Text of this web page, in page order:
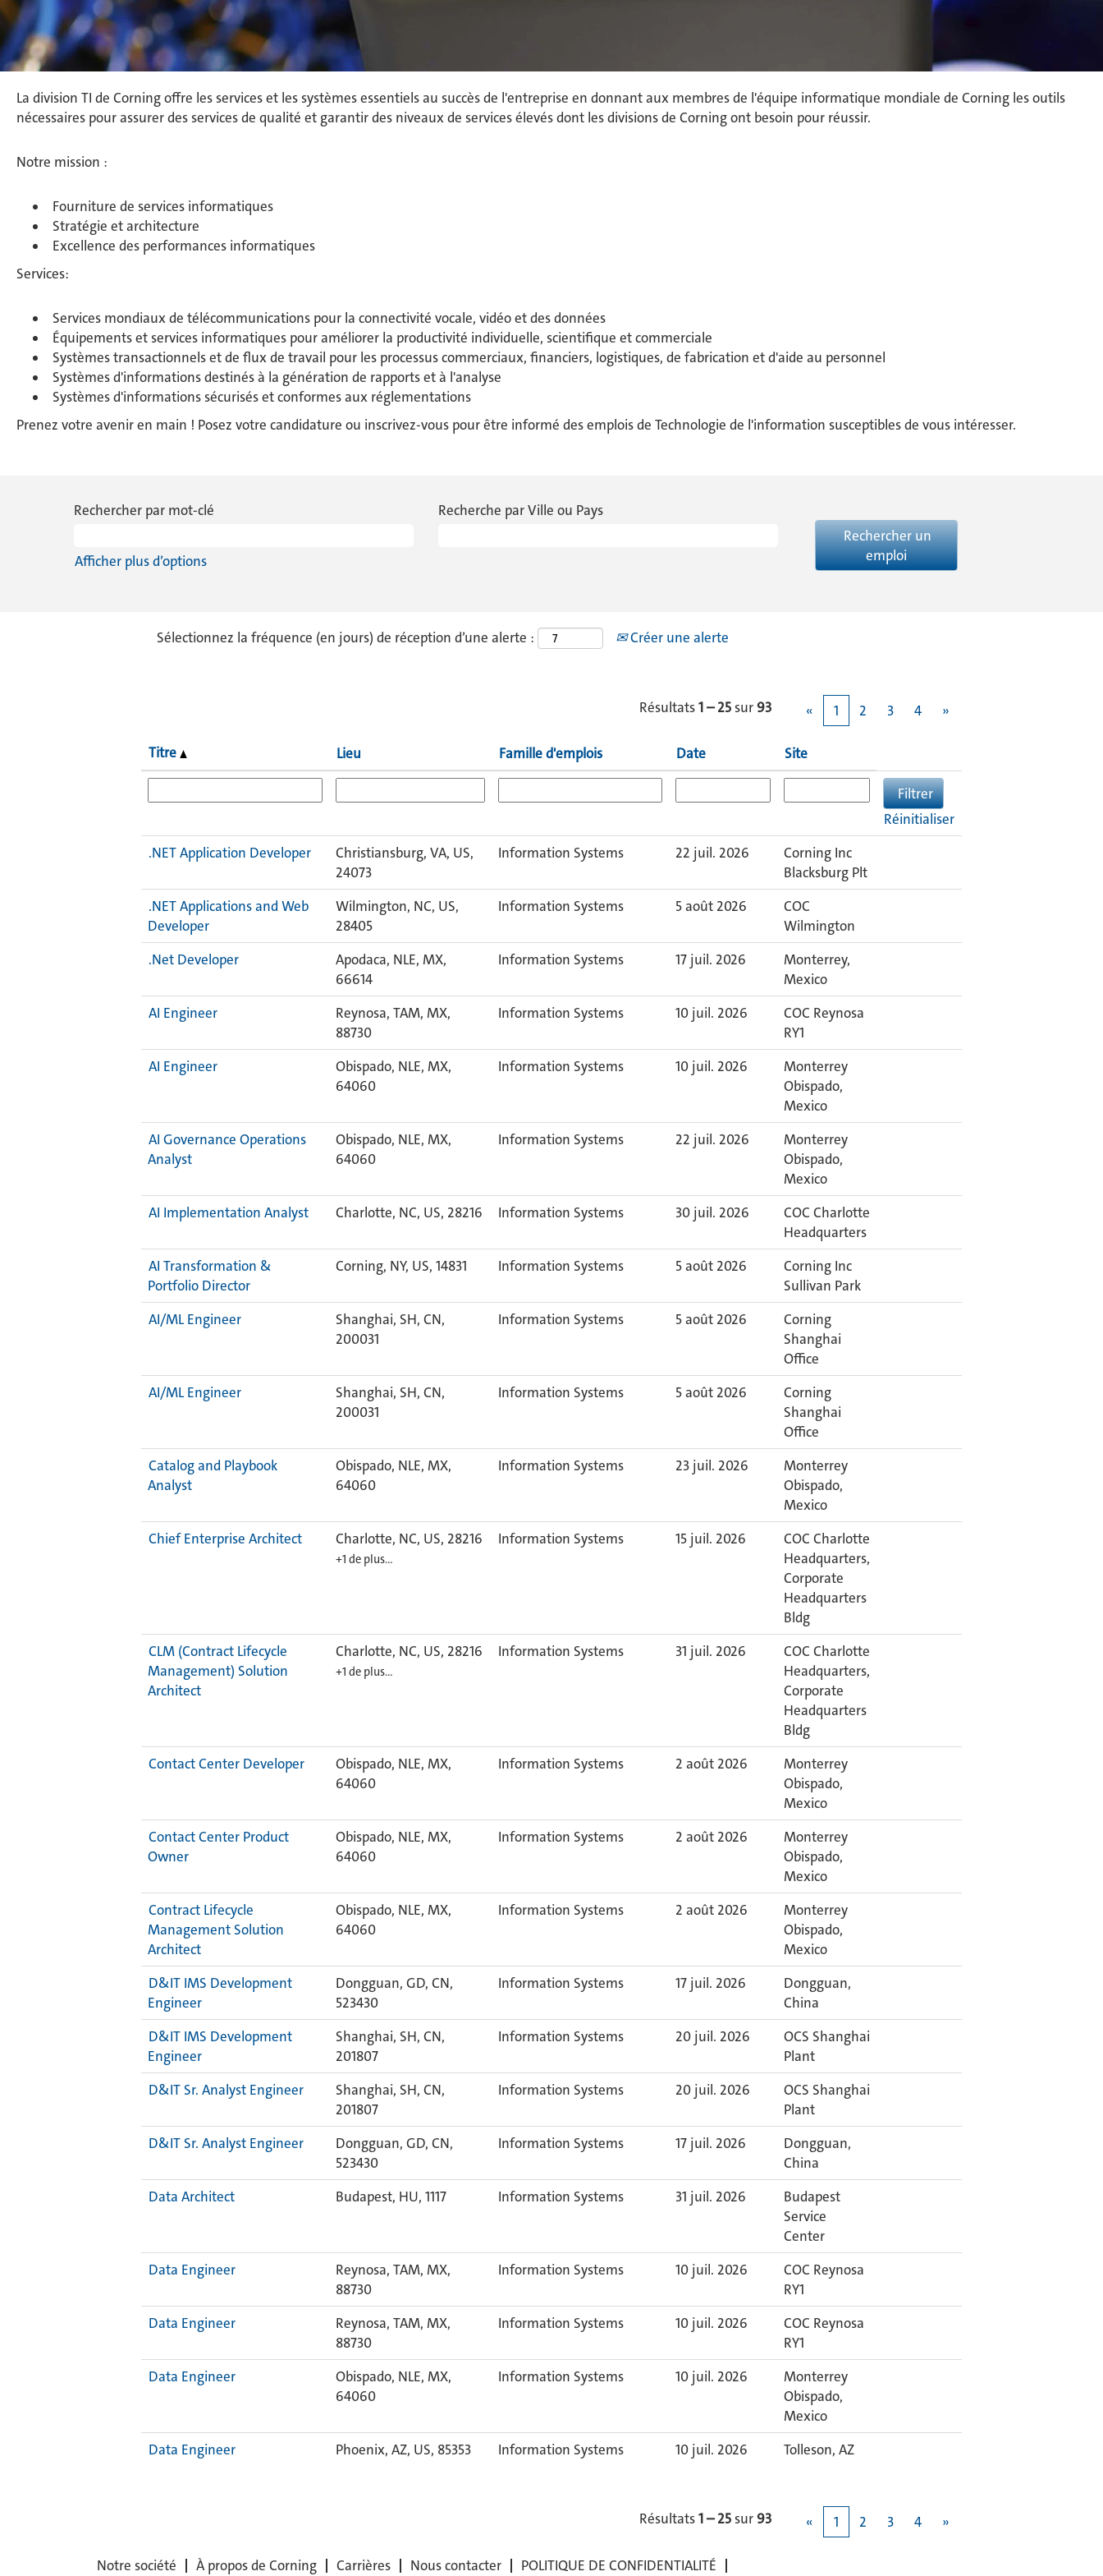
La division TI de Corning offre les services et les systèmes essentiels au succès de l'entreprise en donnant aux membres de l'équipe informatique mondiale de Corning les outils
nécessaires pour assurer des services de qualité et garantir des niveaux de services élevés dont les divisions de Corning ont besoin pour réussir.
Notre mission :
Fourniture de services informatiques
Stratégie et architecture
Excellence des performances informatiques
Services:
Services mondiaux de télécommunications pour la connectivité vocale, vidéo et des données
Équipements et services informatiques pour améliorer la productivité individuelle, scientifique et commerciale
Systèmes transactionnels et de flux de travail pour les processus commerciaux, financiers, logistiques, de fabrication et d'aide au personnel
Systèmes d'informations destinés à la génération de rapports et à l'analyse
Systèmes d'informations sécurisés et conformes aux réglementations
Prenez votre avenir en main ! Posez votre candidature ou inscrivez-vous pour être informé des emplois de Technologie de l'information susceptibles de vous intéresser.
Rechercher par mot-clé Recherche par Ville ou Pays
Afficher plus d’options
Sélectionnez la fréquence (en jours) de réception d’une alerte : Créer une alerte
Résultats1 – 25 sur93 « 1 2 3 4 »
Titre Lieu Famille d'emplois Date Site
Réinitialiser
.NET Application Developer
Christiansburg, VA, US,
24073
Information Systems 22 juil. 2026
Corning Inc
Blacksburg Plt
.NET Applications and Web
Developer
Wilmington, NC, US,
28405
Information Systems 5 août 2026
COC
Wilmington
.Net Developer
Apodaca, NLE, MX,
66614
Information Systems 17 juil. 2026
Monterrey,
Mexico
AI Engineer
Reynosa, TAM, MX,
88730
Information Systems 10 juil. 2026
COC Reynosa
RY1
AI Engineer
Obispado, NLE, MX,
64060
Information Systems 10 juil. 2026
Monterrey
Obispado,
Mexico
AI Governance Operations
Analyst
Obispado, NLE, MX,
64060
Information Systems 22 juil. 2026
Monterrey
Obispado,
Mexico
AI Implementation Analyst
Charlotte, NC, US, 28216 Information Systems 30 juil. 2026
COC Charlotte
Headquarters
AI Transformation &
Portfolio Director
Corning, NY, US, 14831 Information Systems 5 août 2026
Corning Inc
Sullivan Park
AI/ML Engineer
Shanghai, SH, CN,
200031
Information Systems 5 août 2026
Corning
Shanghai
Office
AI/ML Engineer
Shanghai, SH, CN,
200031
Information Systems 5 août 2026
Corning
Shanghai
Office
Catalog and Playbook
Analyst
Obispado, NLE, MX,
64060
Information Systems 23 juil. 2026
Monterrey
Obispado,
Mexico
Chief Enterprise Architect
Charlotte, NC, US, 28216
+1 de plus…
Information Systems 15 juil. 2026
COC Charlotte
Headquarters,
Corporate
Headquarters
Bldg
CLM (Contract Lifecycle
Management) Solution
Architect
Charlotte, NC, US, 28216
+1 de plus…
Information Systems 31 juil. 2026
COC Charlotte
Headquarters,
Corporate
Headquarters
Bldg
Contact Center Developer
Obispado, NLE, MX,
64060
Information Systems 2 août 2026
Monterrey
Obispado,
Mexico
Contact Center Product
Owner
Obispado, NLE, MX,
64060
Information Systems 2 août 2026
Monterrey
Obispado,
Mexico
Contract Lifecycle
Management Solution
Architect
Obispado, NLE, MX,
64060
Information Systems 2 août 2026
Monterrey
Obispado,
Mexico
D&IT IMS Development
Engineer
Dongguan, GD, CN,
523430
Information Systems 17 juil. 2026
Dongguan,
China
D&IT IMS Development
Engineer
Shanghai, SH, CN,
201807
Information Systems 20 juil. 2026
OCS Shanghai
Plant
D&IT Sr. Analyst Engineer
Shanghai, SH, CN,
201807
Information Systems 20 juil. 2026
OCS Shanghai
Plant
D&IT Sr. Analyst Engineer
Dongguan, GD, CN,
523430
Information Systems 17 juil. 2026
Dongguan,
China
Data Architect
Budapest, HU, 1117 Information Systems 31 juil. 2026
Budapest
Service
Center
Data Engineer
Reynosa, TAM, MX,
88730
Information Systems 10 juil. 2026
COC Reynosa
RY1
Data Engineer
Reynosa, TAM, MX,
88730
Information Systems 10 juil. 2026
COC Reynosa
RY1
Data Engineer
Obispado, NLE, MX,
64060
Information Systems 10 juil. 2026
Monterrey
Obispado,
Mexico
Data Engineer
Phoenix, AZ, US, 85353 Information Systems 10 juil. 2026 Tolleson, AZ
Résultats1 – 25 sur93 « 1 2 3 4 »
Notre société À propos de Corning Carrières Nous contacter
POLITIQUE DE CONFIDENTIALITÉ